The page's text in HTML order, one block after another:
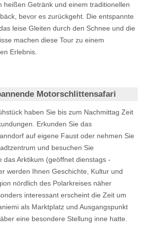
heißen Getränk und einem traditionellen
bevor es zurückgeht. Die entspannte
leise Gleiten durch den Schnee und die
machen diese Tour zu einem
Erlebnis.
Motorschlittensafari
haben Sie bis zum Nachmittag Zeit
Erkunden Sie das
auf eigene Faust oder nehmen Sie
und besuchen Sie
das Arktikum (geöffnet dienstags -
werden Ihnen Geschichte, Kultur und
nördlich des Polarkreises näher
interessant erscheint die Zeit um
als Marktplatz und Ausgangspunkt
eine besondere Stellung inne hatte.